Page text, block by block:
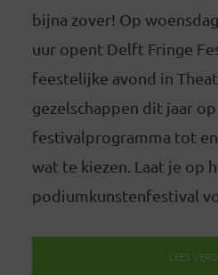
bijna zover! Op
uur opent Delft Fringe
feestelijke avond in
gezelschappen dit jaar
festivalprogramma tot
wat te kiezen. Laat je op
podiumkunstenfestival
LEES